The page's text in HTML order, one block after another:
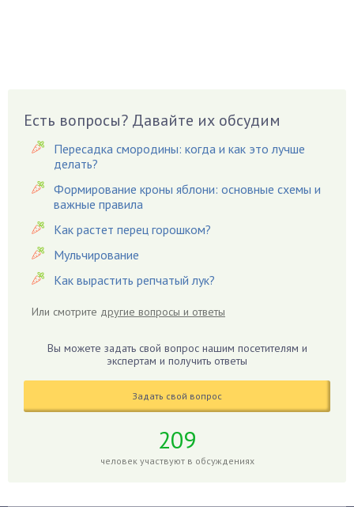
Вишня
Вредители
Гардения
Гацания
Гвоздики
Георгины
Герань
Гиацинт
Гиппеаструм
Годжи
Голубика
Есть вопросы? Давайте их обсудим
Пересадка смородины: когда и как это лучше
делать?
Формирование кроны яблони: основные схемы и
важные правила
Как растет перец горошком?
Мульчирование
Как вырастить репчатый лук?
Или смотрите другие вопросы и ответы
Вы можете задать свой вопрос нашим посетителям и
экспертам и получить ответы
Задать свой вопрос
209
человек участвуют в обсуждениях